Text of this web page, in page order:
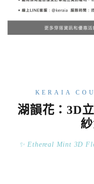
KERAIA
湖韻花：3D
✨ Ethereal Mint 3D